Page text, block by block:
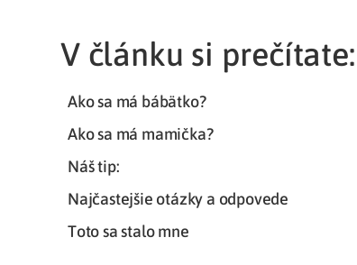
V článku si prečítate:
Ako sa má bábätko?
Ako sa má mamička?
Náš tip:
Najčastejšie otázky a odpovede
Toto sa stalo mne